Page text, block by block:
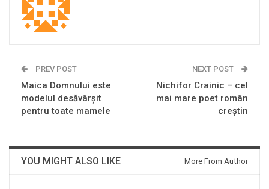
PREV POST
Maica Domnului este
modelul desăvârşit
pentru toate mamele
NEXT POST
Nichifor Crainic – cel
mai mare poet român
creştin
YOU MIGHT ALSO LIKE More From Author